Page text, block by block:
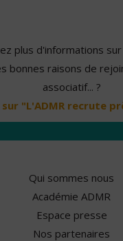
plus d'informations
bonnes raisons de
associatif... ?
sur "L'ADMR recrute
Qui sommes nous
Académie ADMR
Espace presse
Nos partenaires